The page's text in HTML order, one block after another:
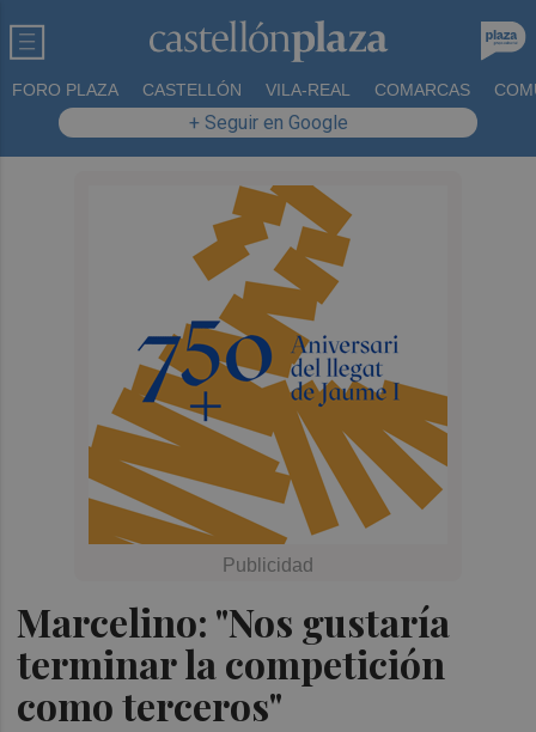
FORO PLAZA CASTELLÓN VILA-REAL COMARCAS
+ Seguir en Google
Marcelino: "Nos gustaría
terminar la competición
como terceros"